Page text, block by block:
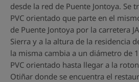
desde la red de Puente Jontoya. Se
PVC orientado que parte en el
de Puente Jontoya por la carretera
Sierra y a la altura de la residencia
la misma cambia a un diámetro de
PVC orientado hasta llegar a la
Otiñar donde se encuentra el